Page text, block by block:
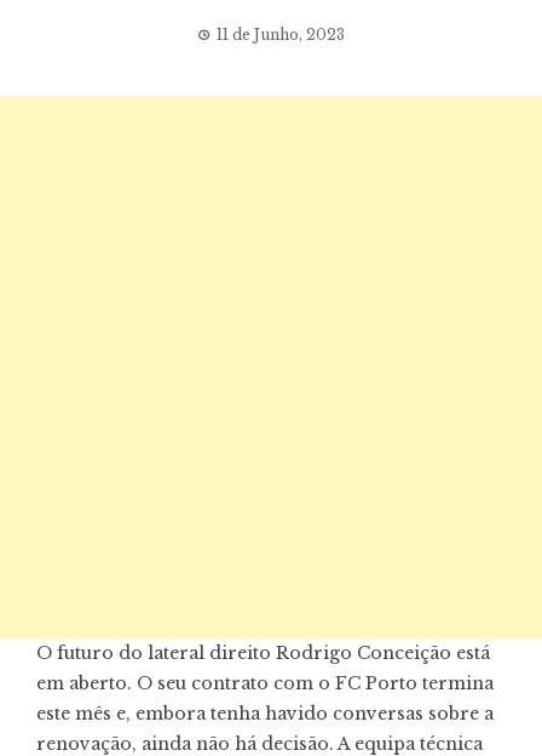
11 de Junho, 2023
O futuro do lateral direito Rodrigo Conceição está
em aberto. O seu contrato com o FC Porto termina
este mês e, embora tenha havido conversas sobre a
renovação, ainda não há decisão. A equipa técnica